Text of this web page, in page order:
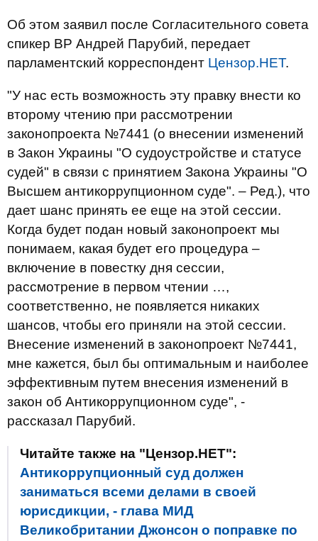
Об этом заявил после Согласительного совета
спикер ВР Андрей Парубий, передает
парламентский корреспондент Цензор.НЕТ.
"У нас есть возможность эту правку внести ко
второму чтению при рассмотрении
законопроекта №7441 (о внесении изменений
в Закон Украины "О судоустройстве и статусе
судей" в связи с принятием Закона Украины "О
Высшем антикоррупционном суде". – Ред.), что
дает шанс принять ее еще на этой сессии.
Когда будет подан новый законопроект мы
понимаем, какая будет его процедура –
включение в повестку дня сессии,
рассмотрение в первом чтении …,
соответственно, не появляется никаких
шансов, чтобы его приняли на этой сессии.
Внесение изменений в законопроект №7441,
мне кажется, был бы оптимальным и наиболее
эффективным путем внесения изменений в
закон об Антикоррупционном суде", -
рассказал Парубий.
Читайте также на "Цензор.НЕТ":
Антикоррупционный суд должен
заниматься всеми делами в своей
юрисдикции, - глава МИД
Великобритании Джонсон о поправке по